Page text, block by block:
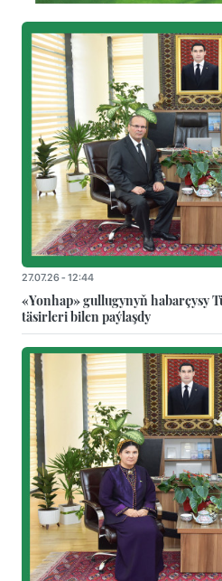
27.07.26 - 12:44
«Yonhap» gullugynyň habarçysy
täsirleri bilen paýlaşdy